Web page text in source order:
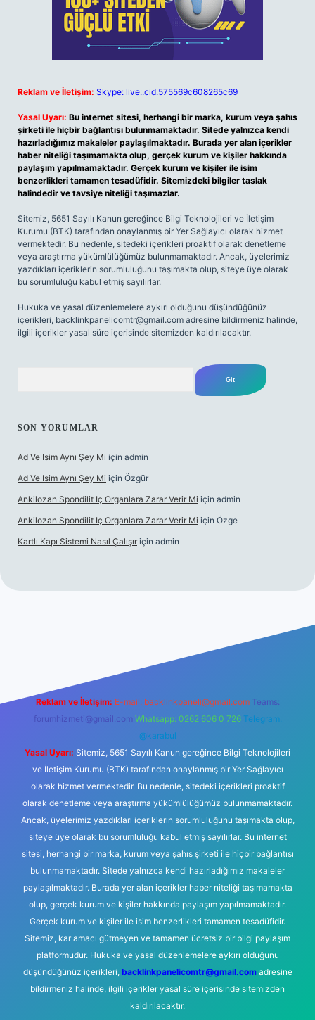
Reklam ve İletişim: Skype: live:.cid.575569c608265c69
Yasal Uyarı: Bu internet sitesi, herhangi bir marka, kurum veya şahıs
şirketi ile hiçbir bağlantısı bulunmamaktadır. Sitede yalnızca kendi
hazırladığımız makaleler paylaşılmaktadır. Burada yer alan içerikler
haber niteliği taşımamakta olup, gerçek kurum ve kişiler hakkında
paylaşım yapılmamaktadır. Gerçek kurum ve kişiler ile isim
benzerlikleri tamamen tesadüfidir. Sitemizdeki bilgiler taslak
halindedir ve tavsiye niteliği taşımazlar.
Sitemiz, 5651 Sayılı Kanun gereğince Bilgi Teknolojileri ve İletişim
Kurumu (BTK) tarafından onaylanmış bir Yer Sağlayıcı olarak hizmet
vermektedir. Bu nedenle, sitedeki içerikleri proaktif olarak denetleme
veya araştırma yükümlülüğümüz bulunmamaktadır. Ancak, üyelerimiz
yazdıkları içeriklerin sorumluluğunu taşımakta olup, siteye üye olarak
bu sorumluluğu kabul etmiş sayılırlar.
Hukuka ve yasal düzenlemelere aykırı olduğunu düşündüğünüz
içerikleri, backlinkpanelicomtr@gmail.com adresine bildirmeniz halinde,
ilgili içerikler yasal süre içerisinde sitemizden kaldırılacaktır.
SON YORUMLAR
Ad Ve Isim Aynı Şey Mi için admin
Ad Ve Isim Aynı Şey Mi için Özgür
Ankilozan Spondilit Iç Organlara Zarar Verir Mi için admin
Ankilozan Spondilit Iç Organlara Zarar Verir Mi için Özge
Kartlı Kapı Sistemi Nasıl Çalışır için admin
Reklam ve İletişim: E-mail: backlinkpaneli@gmail.com Teams:
forumhizmeti@gmail.com Whatsapp: 0262 606 0 726 Telegram:
@karabul
Yasal Uyarı: Sitemiz, 5651 Sayılı Kanun gereğince Bilgi Teknolojileri
ve İletişim Kurumu (BTK) tarafından onaylanmış bir Yer Sağlayıcı
olarak hizmet vermektedir. Bu nedenle, sitedeki içerikleri proaktif
olarak denetleme veya araştırma yükümlülüğümüz bulunmamaktadır.
Ancak, üyelerimiz yazdıkları içeriklerin sorumluluğunu taşımakta olup,
siteye üye olarak bu sorumluluğu kabul etmiş sayılırlar. Bu internet
sitesi, herhangi bir marka, kurum veya şahıs şirketi ile hiçbir bağlantısı
bulunmamaktadır. Sitede yalnızca kendi hazırladığımız makaleler
paylaşılmaktadır. Burada yer alan içerikler haber niteliği taşımamakta
olup, gerçek kurum ve kişiler hakkında paylaşım yapılmamaktadır.
Gerçek kurum ve kişiler ile isim benzerlikleri tamamen tesadüfidir.
Sitemiz, kar amacı gütmeyen ve tamamen ücretsiz bir bilgi paylaşım
platformudur. Hukuka ve yasal düzenlemelere aykırı olduğunu
düşündüğünüz içerikleri, backlinkpanelicomtr@gmail.comadresine
bildirmeniz halinde, ilgili içerikler yasal süre içerisinde sitemizden
kaldırılacaktır.